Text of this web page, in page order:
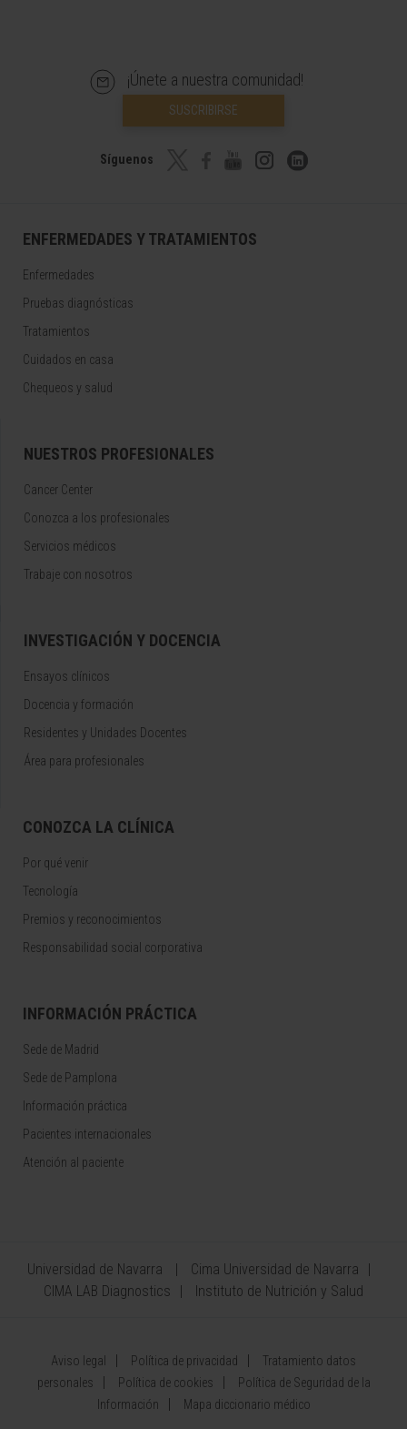
¡Únete a nuestra comunidad!
SUSCRIBIRSE
Síguenos
ENFERMEDADES Y TRATAMIENTOS
Enfermedades
Pruebas diagnósticas
Tratamientos
Cuidados en casa
Chequeos y salud
NUESTROS PROFESIONALES
Cancer Center
Conozca a los profesionales
Servicios médicos
Trabaje con nosotros
INVESTIGACIÓN Y DOCENCIA
Ensayos clínicos
Docencia y formación
Residentes y Unidades Docentes
Área para profesionales
CONOZCA LA CLÍNICA
Por qué venir
Tecnología
Premios y reconocimientos
Responsabilidad social corporativa
INFORMACIÓN PRÁCTICA
Sede de Madrid
Sede de Pamplona
Información práctica
Pacientes internacionales
Atención al paciente
Universidad de Navarra
Cima Universidad de Navarra
CIMA LAB Diagnostics
Instituto de Nutrición y Salud
Aviso legal Política de privacidad
Tratamiento datos
personales
Política de cookies
Política de Seguridad de la
Información
Mapa diccionario médico